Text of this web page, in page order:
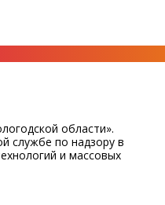
области».
службе по надзору в
и массовых
решения о